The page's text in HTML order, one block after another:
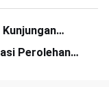
Perolehan